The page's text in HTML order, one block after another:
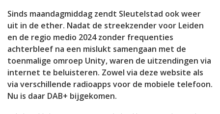
Sinds maandagmiddag zendt Sleutelstad ook weer
uit in de ether. Nadat de streekzender voor Leiden
en de regio medio 2024 zonder frequenties
achterbleef na een mislukt samengaan met de
toenmalige omroep Unity, waren de uitzendingen via
internet te beluisteren. Zowel via deze website als
via verschillende radioapps voor de mobiele telefoon.
Nu is daar DAB+ bijgekomen.